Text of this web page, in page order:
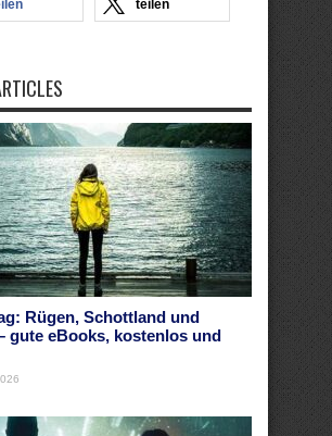
teilen
Rügen, Schottland und
gute eBooks, kostenlos und